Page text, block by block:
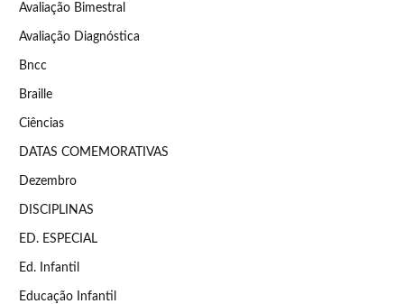
Avaliação Bimestral
Avaliação Diagnóstica
Bncc
Braille
Ciências
DATAS COMEMORATIVAS
Dezembro
DISCIPLINAS
ED. ESPECIAL
Ed. Infantil
Educação Infantil